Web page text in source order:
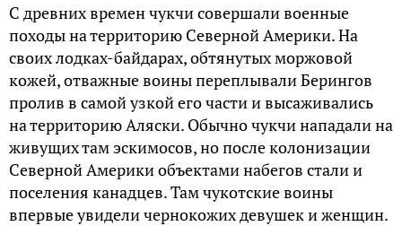
С древних времен чукчи совершали военные
походы на территорию Северной Америки. На
своих лодках-байдарах, обтянутых моржовой
кожей, отважные воины переплывали Берингов
пролив в самой узкой его части и высаживались
на территорию Аляски. Обычно чукчи нападали на
живущих там эскимосов, но после колонизации
Северной Америки объектами набегов стали и
поселения канадцев. Там чукотские воины
впервые увидели чернокожих девушек и женщин.